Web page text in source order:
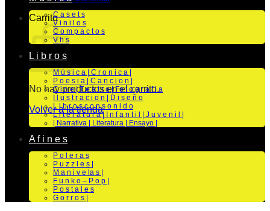
Carrito
No hay productos en el carrito.
Volver a la tienda
C a s e t s
V i n i l o s
C o m p a c t o s
V h s
L i b r o s
M ú s i c a | C r o n i c a |
P o e s i a | C a n c i o n |
C i n e | T e a t r o | Fo t o g r a f i a
I l u s t r a c i o n | D i s e ñ o
L i b r o s c o n s o n i d o
L i t e r a t u r a | I n f a n t i l | J u v e n i l |
| Narrativa | Literatura | Ensayo |
A f i n e s
P o l e r a s
P u z z l e s |
M a n i v e la s |
F u n k o – P o p |
P o s t a l e s
G o r r o s |